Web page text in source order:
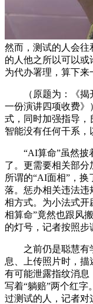
然而，测试的人会往
的人他之所以可以或
为代办署理，算下来
（原题为：《揭开
一份演讲四项收费》
式，同时加强指导，
智能没有任何干系，
“AI算命”虽然披
了。更需要相关部
所谓的“AI面相”，
落。惩办相关违法违
相方式。为小法式开
相算命”竟然也跟风
的灯号，记者按照步
之前仍是聪慧有学
息、上传照片时，
有可能泄露指纹消息
写着“躺赔”两个红
过测试的人，记者对